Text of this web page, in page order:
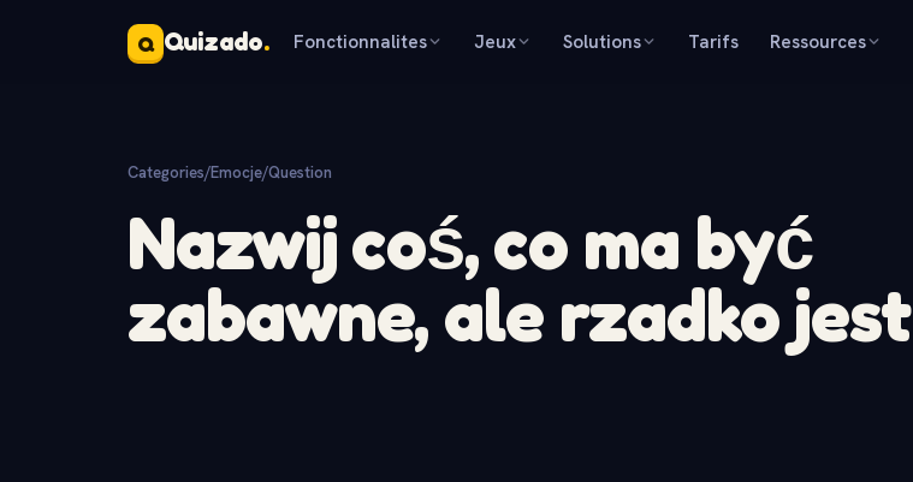
Q Quizado. Fonctionnalites Jeux Solutions Tarifs Ressources
Categories/Emocje/Question
Nazwij coś, co ma być
zabawne, ale rzadko jest